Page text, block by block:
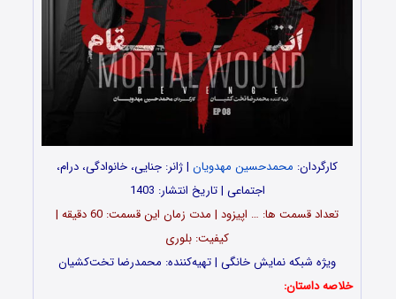
کارگردان: محمدحسین مهدویان | ژانر: جنایی، خانوادگی، درام،
اجتماعی | تاریخ انتشار: 1403
تعداد قسمت‌ ها: … اپیزود | مدت زمان این قسمت: 60 دقیقه |
کیفیت: بلوری
ویژه شبکه نمایش خانگی | تهیه‌کننده: محمدرضا تخت‌کشیان
خلاصه داستان: